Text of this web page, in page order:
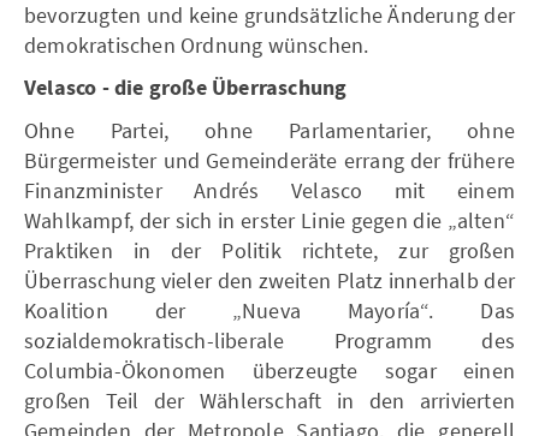
bevorzugten und keine grundsätzliche Änderung der
demokratischen Ordnung wünschen.
Velasco - die große Überraschung
Ohne Partei, ohne Parlamentarier, ohne
Bürgermeister und Gemeinderäte errang der frühere
Finanzminister Andrés Velasco mit einem
Wahlkampf, der sich in erster Linie gegen die „alten“
Praktiken in der Politik richtete, zur großen
Überraschung vieler den zweiten Platz innerhalb der
Koalition der „Nueva Mayoría“. Das
sozialdemokratisch-liberale Programm des
Columbia-Ökonomen überzeugte sogar einen
großen Teil der Wählerschaft in den arrivierten